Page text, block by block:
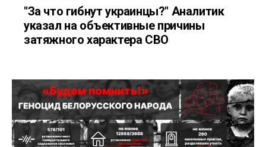
"За что гибнут украинцы?" Аналитик
указал на объективные причины
затяжного характера СВО